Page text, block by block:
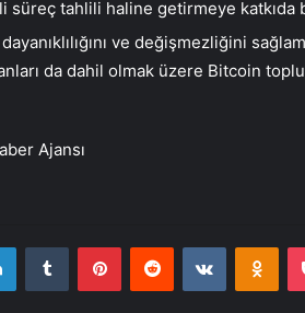
tahlili haline getirmeye katkıda
ve değişmezliğini
da dahil olmak üzere Bitcoin
Ajansı
LinkedInTumblr PinterestReddit VKontakte